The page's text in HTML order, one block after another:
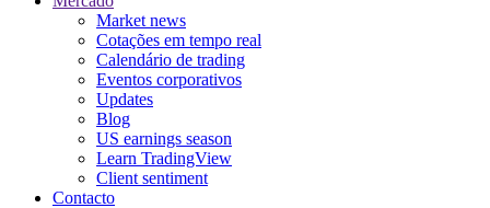
Market news
Cotações em tempo real
Calendário de trading
Eventos corporativos
Updates
Blog
US earnings season
Learn TradingView
Client sentiment
Contacto